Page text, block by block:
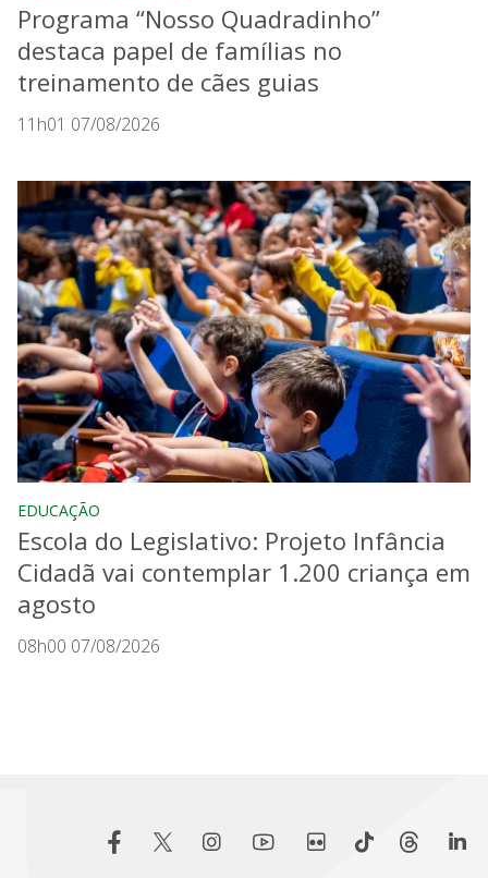
Programa “Nosso Quadradinho”
destaca papel de famílias no
treinamento de cães guias
11h01 07/08/2026
EDUCAÇÃO
Escola do Legislativo: Projeto Infância
Cidadã vai contemplar 1.200 criança em
agosto
08h00 07/08/2026